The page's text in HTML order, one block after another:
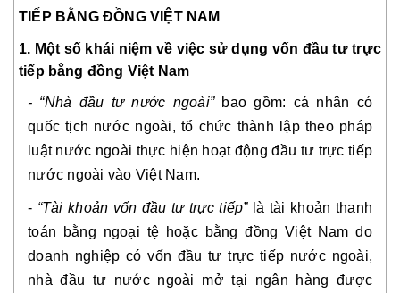
TIẾP BẰNG ĐỒNG VIỆT NAM
1. Một số khái niệm về việc sử dụng vốn đầu tư trực
tiếp bằng đồng Việt Nam
- “Nhà đầu tư nước ngoài” bao gồm: cá nhân có
quốc tịch nước ngoài, tổ chức thành lập theo pháp
luật nước ngoài thực hiện hoạt động đầu tư trực tiếp
nước ngoài vào Việt Nam.
- “Tài khoản vốn đầu tư trực tiếp” là tài khoản thanh
toán bằng ngoại tệ hoặc bằng đồng Việt Nam do
doanh nghiệp có vốn đầu tư trực tiếp nước ngoài,
nhà đầu tư nước ngoài mở tại ngân hàng được